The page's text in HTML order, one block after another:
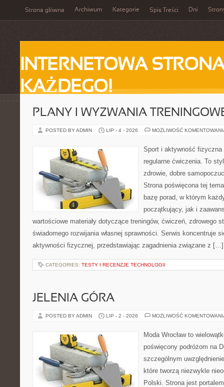
Strona główna Archiwum Kategorie Spis Treści Dni
INTERNETOWA
KAŻDEGO!
PLANY I WYZWANIA
POSTED BY ADMIN LIP - 4 - 2026 MOŻLIWOŚĆ
Sport i aktywność
regularne ćwiczenia. To
zdrowie, dobre
Strona poświęcona tej
bazę porad, w którym
początkujący, jak i
wartościowe materiały dotyczące treningów, ćwiczeń, zdrowego
świadomego rozwijania własnej sprawności. Serwis koncentruje
aktywności fizycznej, przedstawiając zagadnienia związane z […]
CATEGORIES: TESTY I RECENZJE TECHNOLOGII
JELENIA GÓRA
POSTED BY ADMIN LIP - 2 - 2026 MOŻLIWOŚĆ
Moda Wrocław to
poświęcony podróżom na
szczególnym
które tworzą niezwykle
Polski. Strona jest